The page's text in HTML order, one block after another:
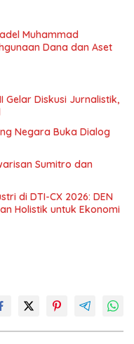
Muhammad
Dana dan Aset
Gelar Diskusi Jurnalistik,
Negara Buka Dialog
Sumitro dan
di DTI-CX 2026: DEN
Holistik untuk Ekonomi